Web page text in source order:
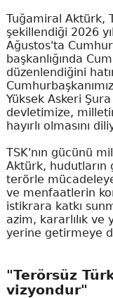
Tuğamiral Aktürk,
şekillendiği 2026
Ağustos'ta
başkanlığında
düzenlendiğini
Yüksek Askeri
devletimize,
hayırlı olmasını
TSK'nın gücünü
Aktürk, hudutların
terörle
ve menfaatlerin
istikrara katkı
azim, kararlılık
yerine getirmeye
"Terörsüz
vizyondur"